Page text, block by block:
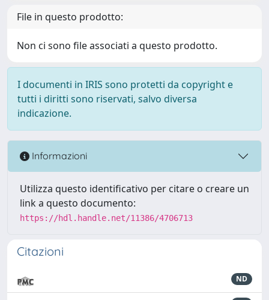
File in questo prodotto:
Non ci sono file associati a questo prodotto.
I documenti in IRIS sono protetti da copyright e
tutti i diritti sono riservati, salvo diversa
indicazione.
Informazioni
Utilizza questo identificativo per citare o creare un
link a questo documento:
https://hdl.handle.net/11386/4706713
Citazioni
ND